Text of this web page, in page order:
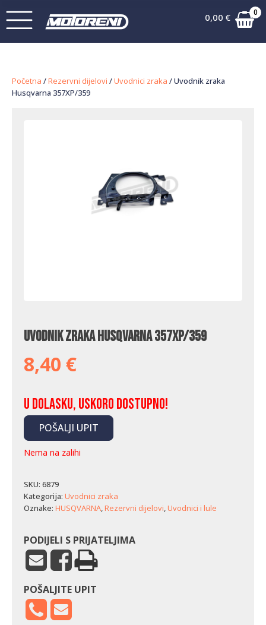
0,00 € 0
Početna /Rezervni dijelovi /Uvodnici zraka / Uvodnik zraka
Husqvarna 357XP/359
Uvodnik zraka Husqvarna 357XP/359
8,40 €
U dolasku, uskoro dostupno!
POŠALJI UPIT
Nema na zalihi
SKU: 6879
Kategorija: Uvodnici zraka
Oznake: HUSQVARNA,Rezervni dijelovi,Uvodnici i lule
PODIJELI S PRIJATELJIMA
POŠALJITE UPIT